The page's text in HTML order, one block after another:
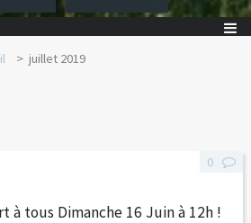
juillet 2019
à tous Dimanche 16 Juin à 12h !
0